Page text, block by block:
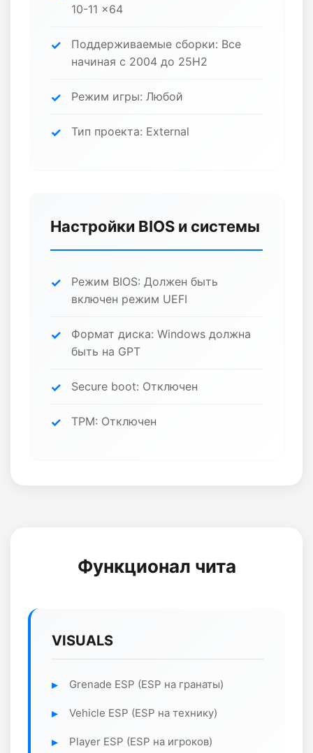
10-11 x64
Поддерживаемые сборки: Все
начиная с 2004 до 25H2
Режим игры: Любой
Тип проекта: External
Настройки BIOS и системы
Режим BIOS: Должен быть
включен режим UEFI
Формат диска: Windows должна
быть на GPT
Secure boot: Отключен
TPM: Отключен
Функционал чита
VISUALS
Grenade ESP (ESP на гранаты)
Vehicle ESP (ESP на технику)
Player ESP (ESP на игроков)